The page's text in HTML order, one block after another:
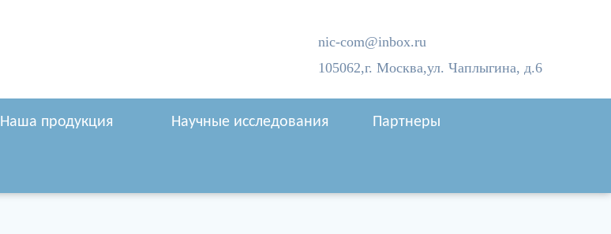
nic-com@inbox.ru
105062,г. Москва,ул. Чаплыгина, д.6
Наша продукция Научные исследования Партнеры